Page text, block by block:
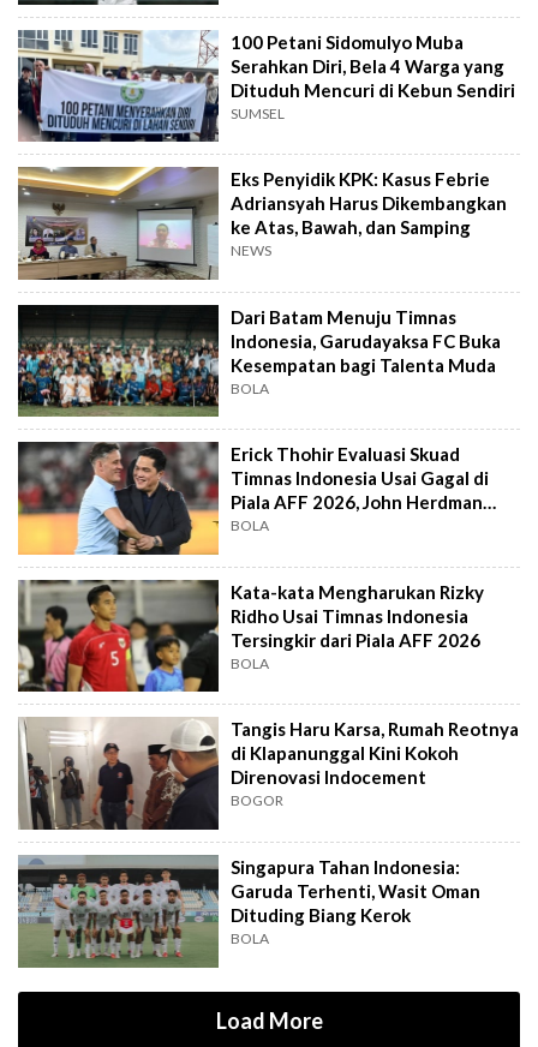
100 Petani Sidomulyo Muba
Serahkan Diri, Bela 4 Warga yang
Dituduh Mencuri di Kebun Sendiri
SUMSEL
Eks Penyidik KPK: Kasus Febrie
Adriansyah Harus Dikembangkan
ke Atas, Bawah, dan Samping
NEWS
Dari Batam Menuju Timnas
Indonesia, Garudayaksa FC Buka
Kesempatan bagi Talenta Muda
BOLA
Erick Thohir Evaluasi Skuad
Timnas Indonesia Usai Gagal di
Piala AFF 2026, John Herdman
Out?
BOLA
Kata-kata Mengharukan Rizky
Ridho Usai Timnas Indonesia
Tersingkir dari Piala AFF 2026
BOLA
Tangis Haru Karsa, Rumah Reotnya
di Klapanunggal Kini Kokoh
Direnovasi Indocement
BOGOR
Singapura Tahan Indonesia:
Garuda Terhenti, Wasit Oman
Dituding Biang Kerok
BOLA
Load More